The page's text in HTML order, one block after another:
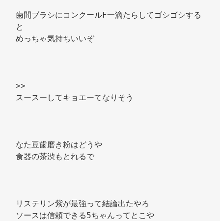
歯間ブラシにコンクールF一滴たらしてゴシゴシする
と
めっちゃ気持ちいいぞ
>>
スースーしてキョエーてなりそう
なた豆歯磨き粉はどうや
食器の茶渋もとれるで
リステリン紫が最強って結論出たやろ
ソースは信頼できる5ちゃんってとこや